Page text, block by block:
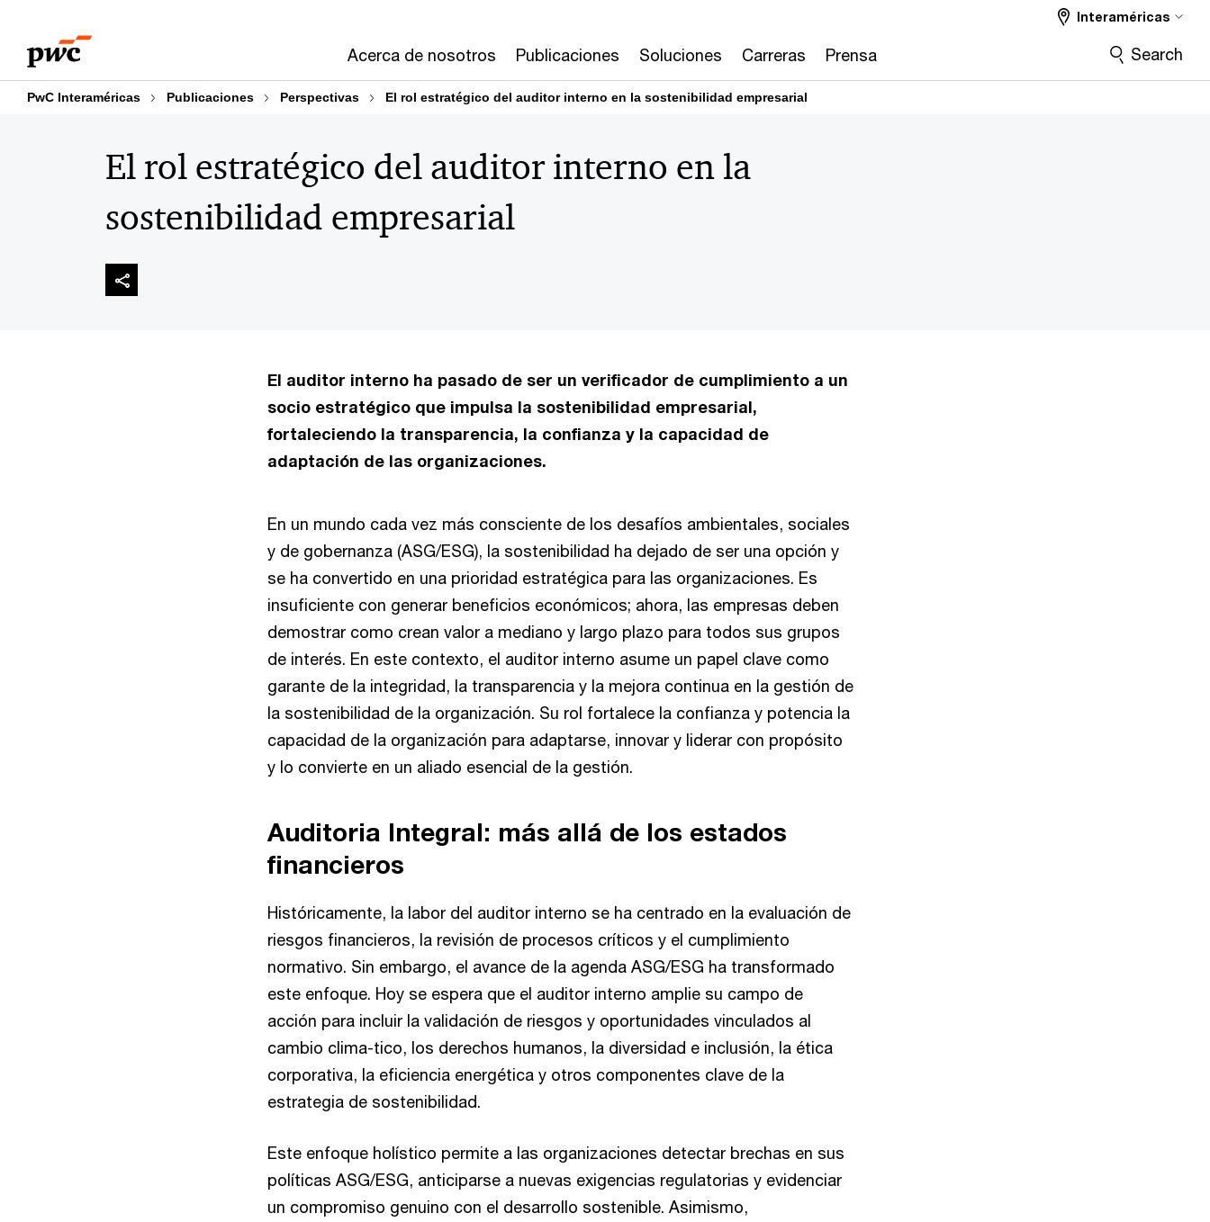
content
footer
Acerca de nosotros Publicaciones Soluciones Carreras Prensa
Interaméricas
Search
PwC Interaméricas Publicaciones Perspectivas El rol estratégico del auditor interno en la sostenibilidad empresarial
El rol estratégico del auditor interno en la
sostenibilidad empresarial
El auditor interno ha pasado de ser un verificador de cumplimiento a un
socio estratégico que impulsa la sostenibilidad empresarial,
fortaleciendo la transparencia, la confianza y la capacidad de
adaptación de las organizaciones.
En un mundo cada vez más consciente de los desafíos ambientales, sociales
y de gobernanza (ASG/ESG), la sostenibilidad ha dejado de ser una opción y
se ha convertido en una prioridad estratégica para las organizaciones. Es
insuficiente con generar beneficios económicos; ahora, las empresas deben
demostrar como crean valor a mediano y largo plazo para todos sus grupos
de interés. En este contexto, el auditor interno asume un papel clave como
garante de la integridad, la transparencia y la mejora continua en la gestión de
la sostenibilidad de la organización. Su rol fortalece la confianza y potencia la
capacidad de la organización para adaptarse, innovar y liderar con propósito
y lo convierte en un aliado esencial de la gestión.
Auditoria Integral: más allá de los estados
financieros
Históricamente, la labor del auditor interno se ha centrado en la evaluación de
riesgos financieros, la revisión de procesos críticos y el cumplimiento
normativo. Sin embargo, el avance de la agenda ASG/ESG ha transformado
este enfoque. Hoy se espera que el auditor interno amplie su campo de
acción para incluir la validación de riesgos y oportunidades vinculados al
cambio clima-tico, los derechos humanos, la diversidad e inclusión, la ética
corporativa, la eficiencia energética y otros componentes clave de la
estrategia de sostenibilidad.
Este enfoque holístico permite a las organizaciones detectar brechas en sus
políticas ASG/ESG, anticiparse a nuevas exigencias regulatorias y evidenciar
un compromiso genuino con el desarrollo sostenible. Asimismo,